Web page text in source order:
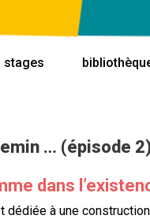
stages
… (épisode
dans
dédiée à une